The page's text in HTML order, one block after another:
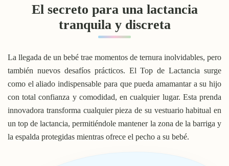
El secreto para una lactancia
tranquila y discreta
La llegada de un bebé trae momentos de ternura inolvidables, pero
también nuevos desafíos prácticos. El Top de Lactancia surge
como el aliado indispensable para que pueda amamantar a su hijo
con total confianza y comodidad, en cualquier lugar. Esta prenda
innovadora transforma cualquier pieza de su vestuario habitual en
un top de lactancia, permitiéndole mantener la zona de la barriga y
la espalda protegidas mientras ofrece el pecho a su bebé.